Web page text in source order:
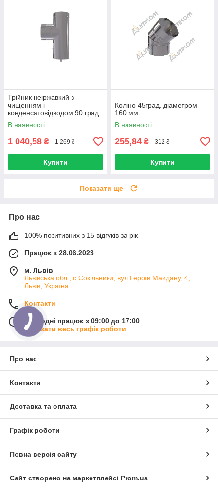
Трійник неіржавкий з
чищенням і
конденсатовідводом 90 град.
діаметром 160 мм.
В наявності
1 040,58 ₴ 1 269 ₴
Купити
Коліно 45град. діаметром
160 мм.
В наявності
255,84 ₴ 312 ₴
Купити
Показати ще
Про нас
100% позитивних з 15 відгуків за рік
Працює з 28.06.2023
м. Львів
Львівська обл., с.Сокільники, вул.Героїв Майдану, 4,
Львів, Україна
Контакти
Сьогодні працює з 09:00 до 17:00
Показати весь графік роботи
Про нас
Контакти
Доставка та оплата
Графік роботи
Повна версія сайту
Сайт створено на маркетплейсі Prom.ua